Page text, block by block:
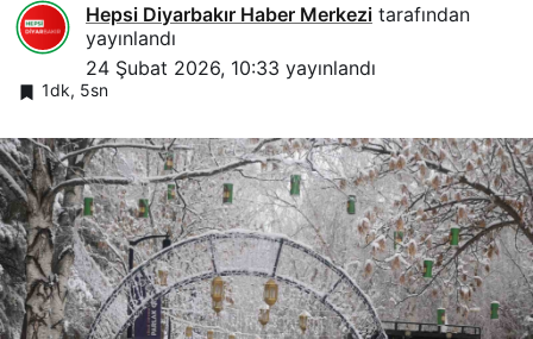
Hepsi Diyarbakır Haber Merkezi tarafından
yayınlandı
24 Şubat 2026, 10:33 yayınlandı
1dk, 5sn